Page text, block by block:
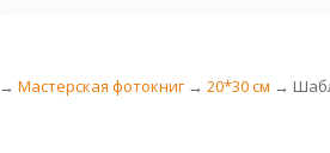
→Мастерская фотокниг →20*30 см →